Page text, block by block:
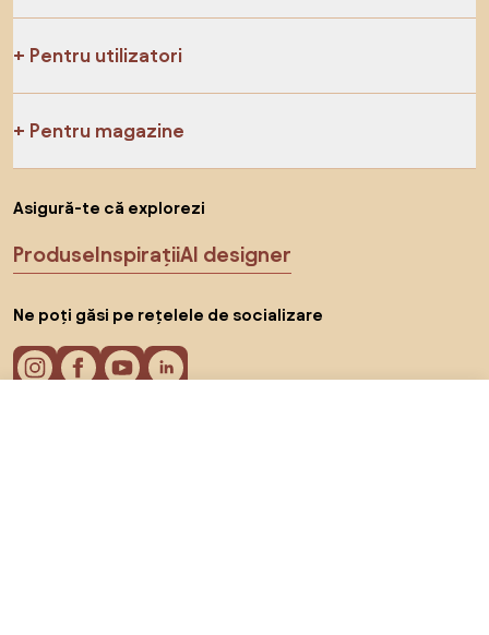
Pentru utilizatori
Pentru magazine
Asigură-te că explorezi
ProduseInspirațiiAI designer
Ne poți găsi pe rețelele de socializare